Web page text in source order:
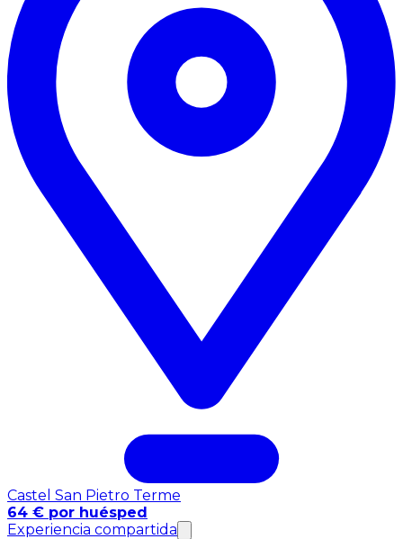
Castel San Pietro Terme
64 € por huésped
Experiencia compartida